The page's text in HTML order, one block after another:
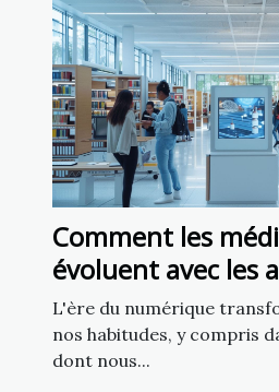
Comment les
évoluent avec les
d'intelligence
L'ère du numérique
nos habitudes, y compris
dont nous...